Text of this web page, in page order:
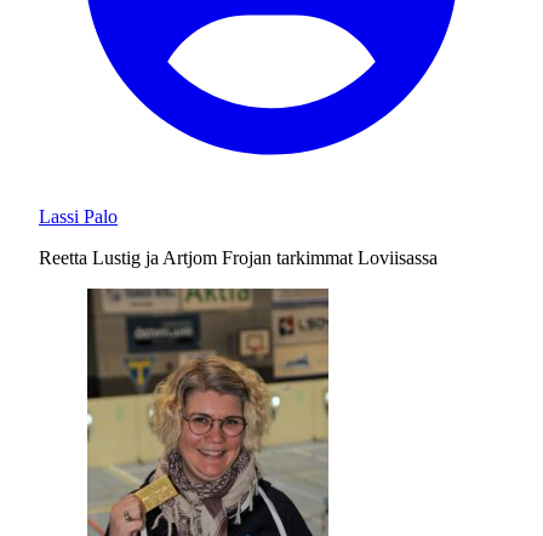
Lassi Palo
Reetta Lustig ja Artjom Frojan tarkimmat Loviisassa